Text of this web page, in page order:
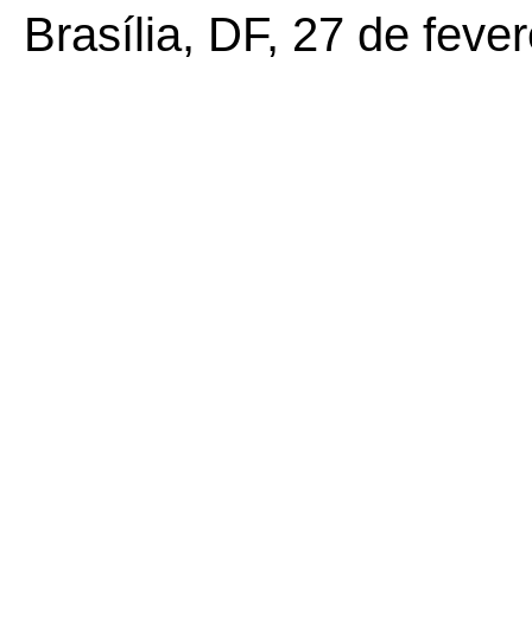
Brasília, DF, 27 de